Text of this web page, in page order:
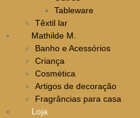
Tableware
Têxtil lar
Mathilde M.
Banho e Acessórios
Criança
Cosmética
Artigos de decoração
Fragrâncias para casa
Loja